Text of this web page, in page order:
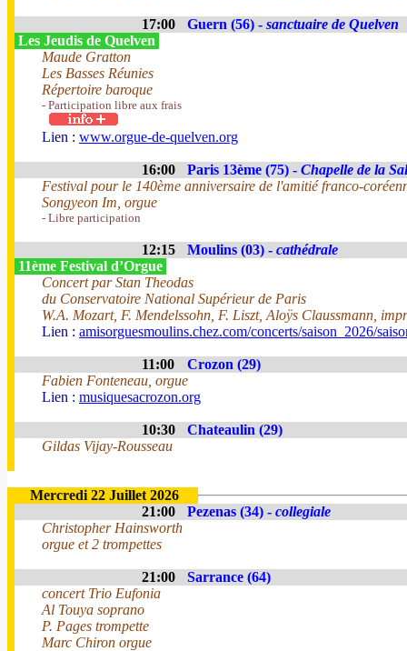
17:00 Guern (56) - sanctuaire de Quelven
Les Jeudis de Quelven
Maude Gratton
Les Basses Réunies
Répertoire baroque
- Participation libre aux frais
Lien : www.orgue-de-quelven.org
16:00 Paris 13ème (75) - Chapelle de la
Festival pour le 140ème anniversaire de l'amitié franco-
Songyeon Im, orgue
- Libre participation
12:15 Moulins (03) - cathédrale
11ème Festival d’Orgue
Concert par Stan Theodas
du Conservatoire National Supérieur de Paris
W.A. Mozart, F. Mendelssohn, F. Liszt, Aloÿs Claussmann,
Lien : amisorguesmoulins.chez.com/concerts/saison_2026/
11:00
Crozon (29)
Fabien Fonteneau, orgue
Lien : musiquesacrozon.org
10:30
Chateaulin (29)
Gildas Vijay-Rousseau
Mercredi 22 Juillet 2026
21:00
Pezenas (34) - collegiale
Christopher Hainsworth
orgue et 2 trompettes
21:00
Sarrance (64)
concert Trio Eufonia
Al Touya soprano
P. Pages trompette
Marc Chiron orgue